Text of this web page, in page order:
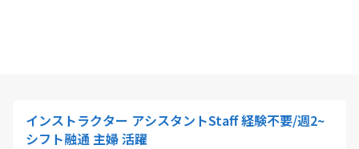
インストラクター アシスタントStaff 経験不要/週2~
シフト融通 主婦 活躍